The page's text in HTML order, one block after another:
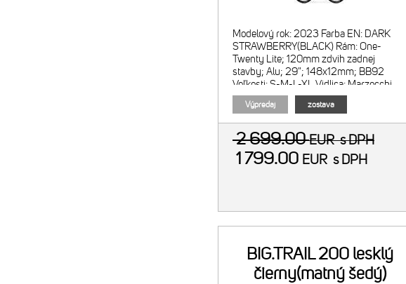
Modelový rok: 2023 Farba EN: DARK
STRAWBERRY(BLACK) Rám: One-
Twenty Lite; 120mm zdvih zadnej
stavby; Alu; 29"; 148x12mm; BB92
Veľkosti: S-M-L-XL Vidlica: Marzocchi
Z2; vzduchová; zdvih 130mm; X
Výpredaj zostava
2 699.00EURs DPH
1 799.00 EUR s DPH
BIG.TRAIL 200 lesklý
čierny(matný šedý)